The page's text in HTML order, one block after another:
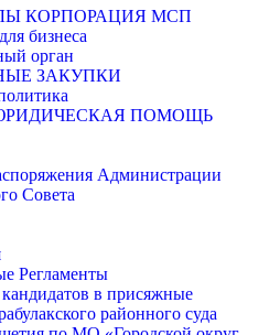
КОРПОРАЦИЯ МСП
бизнеса
орган
ЗАКУПКИ
ПОМОЩЬ
Администрации
Совета
Регламенты
в присяжные
районного суда